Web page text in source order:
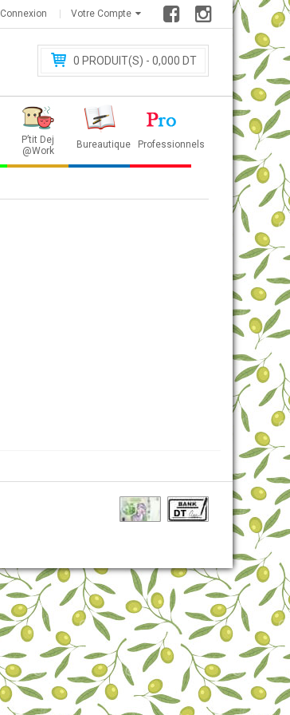
Votre Compte
Connexion
0 PRODUIT(S) - 0,000 DT
P’tit Dej
@Work
Bureautique Professionnels